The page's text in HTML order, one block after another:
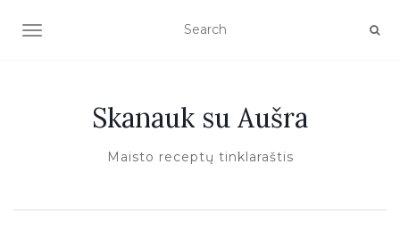
TOGGLE NAVIGATION
Skanauk su Aušra
Maisto receptų tinklaraštis